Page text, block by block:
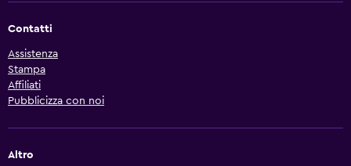
Contatti
Assistenza
Stampa
Affiliati
Pubblicizza con noi
Altro